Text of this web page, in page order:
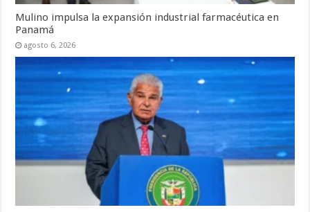
Mulino impulsa la expansión industrial farmacéutica en
Panamá
agosto 6, 2026